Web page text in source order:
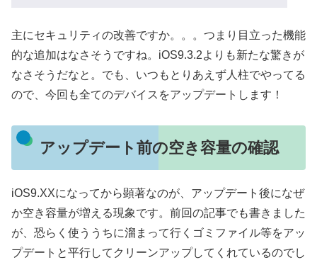
主にセキュリティの改善ですか。。。つまり目立った機能
的な追加はなさそうですね。iOS9.3.2よりも新たな驚きが
なさそうだなと。でも、いつもとりあえず人柱でやってる
ので、今回も全てのデバイスをアップデートします！
アップデート前の空き容量の確認
iOS9.XXになってから顕著なのが、アップデート後になぜ
か空き容量が増える現象です。前回の記事でも書きました
が、恐らく使ううちに溜まって行くゴミファイル等をアッ
プデートと平行してクリーンアップしてくれているのでし